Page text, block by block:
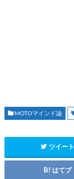
MOTOマインド論
ツイート
はてブ